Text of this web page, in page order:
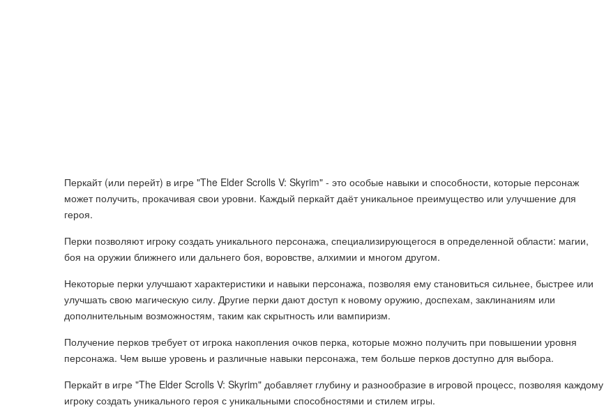
Перкайт (или перейт) в игре "The Elder Scrolls V: Skyrim" - это особые навыки и способности, которые персонаж
может получить, прокачивая свои уровни. Каждый перкайт даёт уникальное преимущество или улучшение для
героя.
Перки позволяют игроку создать уникального персонажа, специализирующегося в определенной области: магии,
боя на оружии ближнего или дальнего боя, воровстве, алхимии и многом другом.
Некоторые перки улучшают характеристики и навыки персонажа, позволяя ему становиться сильнее, быстрее или
улучшать свою магическую силу. Другие перки дают доступ к новому оружию, доспехам, заклинаниям или
дополнительным возможностям, таким как скрытность или вампиризм.
Получение перков требует от игрока накопления очков перка, которые можно получить при повышении уровня
персонажа. Чем выше уровень и различные навыки персонажа, тем больше перков доступно для выбора.
Перкайт в игре "The Elder Scrolls V: Skyrim" добавляет глубину и разнообразие в игровой процесс, позволяя каждому
игроку создать уникального героя с уникальными способностями и стилем игры.